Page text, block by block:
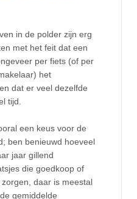
in de polder zijn erg
met het feit dat een
per fiets (of per
het
dat er veel dezelfde
tijd.
een keus voor de
ben benieuwd hoeveel
jaar gillend
die goedkoop of
daar is meestal
gemiddelde